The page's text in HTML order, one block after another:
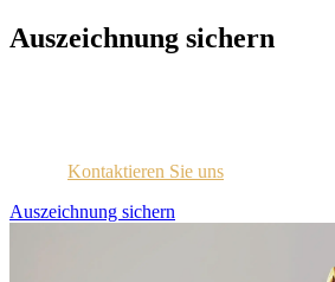
Auszeichnung sichern
Kontaktieren Sie uns
Auszeichnung sichern